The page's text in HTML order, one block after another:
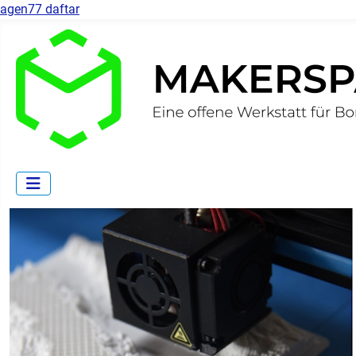
agen77 daftar